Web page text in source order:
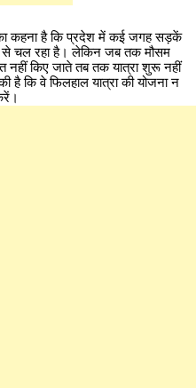
कहना है कि प्रदेश में कई जगह सड़कें
से चल रहा है। लेकिन जब तक मौसम
नहीं किए जाते तब तक यात्रा शुरू नहीं
है कि वे फिलहाल यात्रा की योजना न